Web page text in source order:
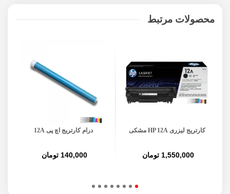
محصولات مرتبط
کارتریج لیزری HP 12A مشکی
1,550,000 تومان
درام کارتریج اچ پی 12A
140,000 تومان